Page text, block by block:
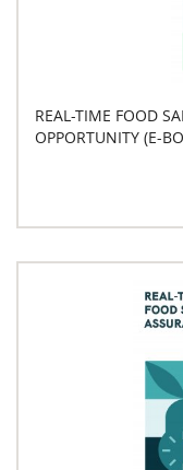
REAL-TIME FOOD
OPPORTUNITY (E-